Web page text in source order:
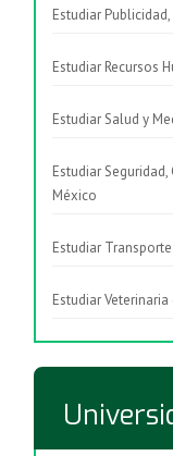
Estudiar
Estudiar Recursos
Estudiar Salud y
Estudiar
México
Estudiar
Estudiar